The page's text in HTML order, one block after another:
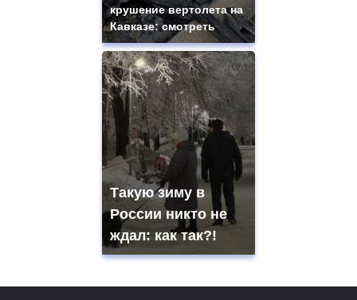
крушение вертолета на
Кавказе: смотреть
Такую зиму в
России никто не
ждал: как так?!